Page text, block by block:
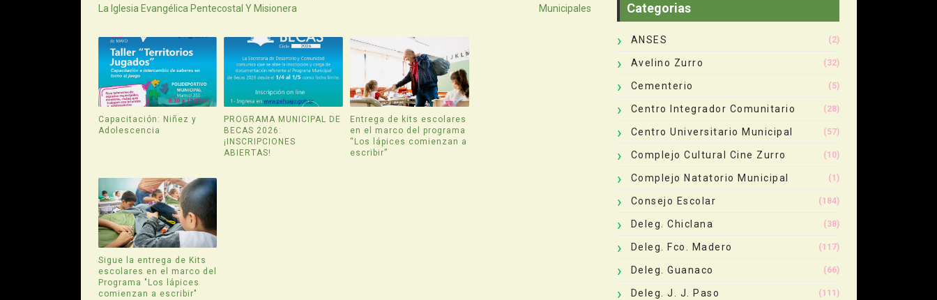
La Iglesia Evangélica Pentecostal Y Misionera
Municipales
Capacitación: Niñez y
Adolescencia
PROGRAMA MUNICIPAL DE
BECAS 2026:
¡INSCRIPCIONES
ABIERTAS!
Entrega de kits escolares
en el marco del programa
“Los lápices comienzan a
escribir”
Sigue la entrega de Kits
escolares en el marco del
Programa "Los lápices
comienzan a escribir"
Categorias
ANSES (2)
Avelino Zurro (32)
Cementerio (5)
Centro Integrador Comunitario (28)
Centro Universitario Municipal (57)
Complejo Cultural Cine Zurro (10)
Complejo Natatorio Municipal (1)
Consejo Escolar (184)
Deleg. Chiclana (38)
Deleg. Fco. Madero (117)
Deleg. Guanaco (66)
Deleg. J. J. Paso (111)